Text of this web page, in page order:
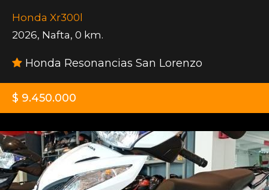
Honda Xr300l
2026, Nafta, 0 km.
Honda Resonancias San Lorenzo
$ 9.450.000